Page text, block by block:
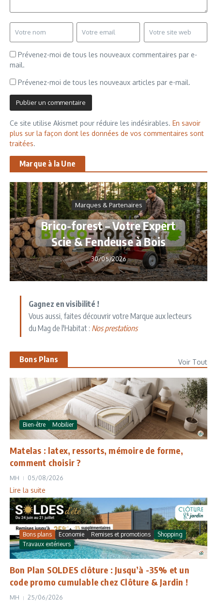
Prévenez-moi de tous les nouveaux commentaires par e-
mail.
Prévenez-moi de tous les nouveaux articles par e-mail.
Ce site utilise Akismet pour réduire les indésirables. En savoir
plus sur la façon dont les données de vos commentaires sont
traitées.
Marque à la Une
Marques & Partenaires
Brico-forest – Votre Expert
Scie & Fendeuse à Bois
30/05/2026
Gagnez en visibilité !
Vous aussi, faites découvrir votre Marque aux lecteurs
du Mag de l'Habitat : Nos prestations
Bons Plans Voir Tout
Bien-être Mobilier
Matelas : latex, ressorts, mémoire de forme,
comment choisir ?
MH 05/08/2026
Lire la suite
Bons plans Economie Remises et promotions
Shopping
Travaux extérieurs
Bon Plan SOLDES clôture : Jusqu’à -35% et un
code promo cumulable chez Clôture & Jardin !
MH 25/06/2026